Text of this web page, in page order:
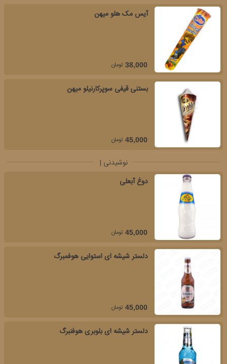
آیس مک هلو میهن
38,000 تومان
بستنی قیفی سوپرکارنیلو میهن
45,000 تومان
نوشیدنی |
دوغ آبعلی
45,000 تومان
دلستر شیشه ای استوایی هوفمبرگ
45,000 تومان
دلستر شیشه ای بلوبری هوفنبرگ